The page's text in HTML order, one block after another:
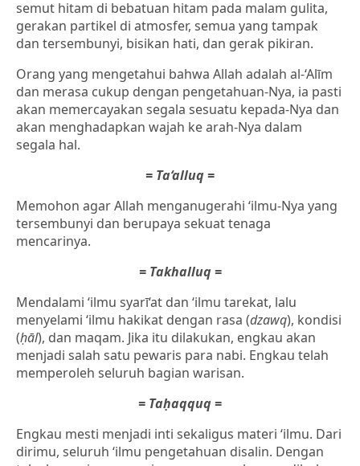
semut hitam di bebatuan hitam pada malam gulita,
gerakan partikel di atmosfer, semua yang tampak
dan tersembunyi, bisikan hati, dan gerak pikiran.
Orang yang mengetahui bahwa Allah adalah al-‘Alīm
dan merasa cukup dengan pengetahuan-Nya, ia pasti
akan memercayakan segala sesuatu kepada-Nya dan
akan menghadapkan wajah ke arah-Nya dalam
segala hal.
= Ta‘alluq =
Memohon agar Allah menganugerahi ‘ilmu-Nya yang
tersembunyi dan berupaya sekuat tenaga
mencarinya.
= Takhalluq =
Mendalami ‘ilmu syarī‘at dan ‘ilmu tarekat, lalu
menyelami ‘ilmu hakikat dengan rasa (dzawq), kondisi
(ḥāl), dan maqam. Jika itu dilakukan, engkau akan
menjadi salah satu pewaris para nabi. Engkau telah
memperoleh seluruh bagian warisan.
= Taḥaqquq =
Engkau mesti menjadi inti sekaligus materi ‘ilmu. Dari
dirimu, seluruh ‘ilmu pengetahuan disalin. Dengan